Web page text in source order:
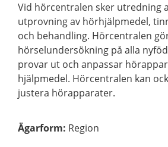
Vid hörcentralen sker utredning
utprovning av hörhjälpmedel,
och behandling. Hörcentralen
hörselundersökning på alla
provar ut och anpassar
hjälpmedel. Hörcentralen kan
justera hörapparater.
Ägarform: Region